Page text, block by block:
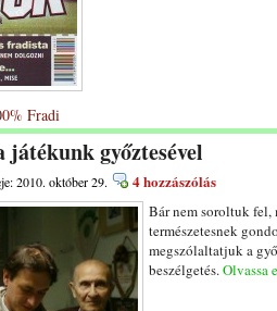
Fradi
játékunk győztesével
2010. október 29. 4 hozzászólás
Bár nem soroltuk fel,
természetesnek
megszólaltatjuk a
beszélgetés.Olvassa